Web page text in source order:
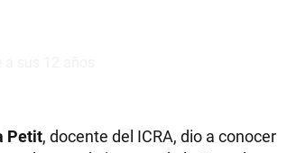
Petit, docente del ICRA, dio a conocer